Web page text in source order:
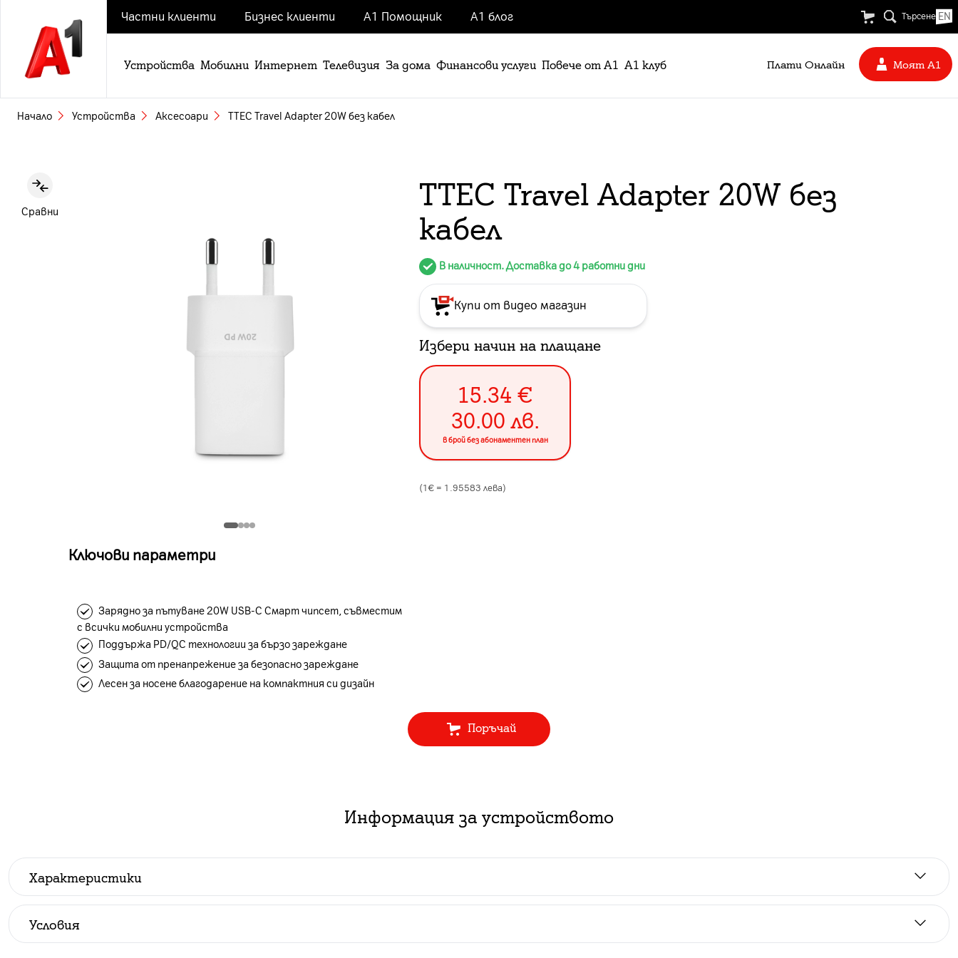
Частни клиенти Бизнес клиенти А1 Помощник А1 блог Търсене EN
Устройства Мобилни Интернет Телевизия За дома Финансови услуги Повече от А1 А1 клуб Плати Oнлайн Моят А1
Начало Устройства Аксесоари ТТЕC Travel Adapter 20W без кабел
Сравни
Ключови параметри
Зарядно за пътуване 20W USB-C Смарт чипсет, съвместим
с всички мобилни устройства
Поддържа PD/QC технологии за бързо зареждане
Защита от пренапрежение за безопасно зареждане
Лесен за носене благодарение на компактния си дизайн
ТТЕC Travel Adapter 20W без
кабел
В наличност. Доставка до 4 работни дни
Купи от видео магазин
Избери начин на плащане
15.34 €
30.00 лв.
в брой без абонаментен план
(1€ = 1.95583 лева)
Поръчай
Информация за устройството
Характеристики
Производител:ttec
Условия